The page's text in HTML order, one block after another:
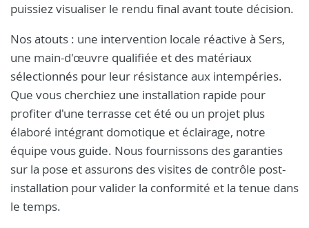
puissiez visualiser le rendu final avant toute décision.
Nos atouts : une intervention locale réactive à Sers,
une main-d'œuvre qualifiée et des matériaux
sélectionnés pour leur résistance aux intempéries.
Que vous cherchiez une installation rapide pour
profiter d'une terrasse cet été ou un projet plus
élaboré intégrant domotique et éclairage, notre
équipe vous guide. Nous fournissons des garanties
sur la pose et assurons des visites de contrôle post-
installation pour valider la conformité et la tenue dans
le temps.